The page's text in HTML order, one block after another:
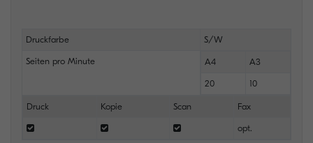
Druckfarbe S/W
Seiten pro Minute A4 A3
20 10
Druck Kopie Scan Fax
opt.